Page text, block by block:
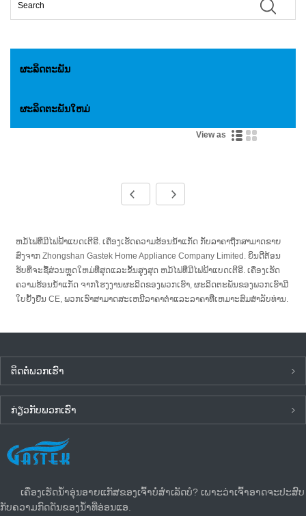
ຜະລິດຕະພັນ
ຜະລິດຕະພັນໃຫມ່
View as
ຫມໍ້ໄຟທີ່ມີໄຟຟ້າແບດເຕີຣີ. ເຄື່ອງເຮັດຄວາມຮ້ອນນ້ໍາແກັດ ກັບລາຄາຖືກສາມາດຂາຍ
ສົ່ງຈາກ Zhongshan Gastek Home Appliance Company Limited. ຍິນ​ດີ​ຕ້ອນ​
ຮັບ​ທີ່​ຈະ​ຊື້​ສ່ວນ​ຫຼຸດ​ໃຫມ່​ທີ່​ສຸດ​ແລະ​ຂັ້ນ​ສູງ​ສຸດ ຫມໍ້ໄຟທີ່ມີໄຟຟ້າແບດເຕີຣີ. ເຄື່ອງເຮັດ
ຄວາມຮ້ອນນ້ໍາແກັດ ຈາກ​ໂຮງ​ງານ​ຜະ​ລິດ​ຂອງ​ພວກ​ເຮົາ​, ຜະ​ລິດ​ຕະ​ພັນ​ຂອງ​ພວກ​ເຮົາ​ມີ​
ໃບ​ຢັ້ງ​ຢືນ CE​, ພວກ​ເຮົາ​ສາ​ມາດ​ສະ​ເຫນີ​ລາ​ຄາ​ຕ​່​ໍ​າ​ແລະ​ລາ​ຄາ​ທີ່​ເຫມາະ​ສົມ​ສໍາ​ລັບ​ທ່ານ​.
ຕິດ​ຕໍ່​ພວກ​ເຮົາ
ກ່ຽວ​ກັບ​ພວກ​ເຮົາ
ຂ່າວ​ລ່າ​ສຸດ
ເຄື່ອງເຮັດນ້ຳອຸ່ນອາຍແກັສຂອງເຈົ້າບໍ່ສຳເລັດບໍ? ເພາະວ່າເຈົ້າອາດຈະປະສົບ
ກັບຄວາມກົດດັນຂອງນໍ້າທີ່ອ່ອນແອ.